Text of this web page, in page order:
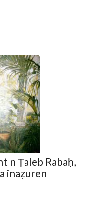
n Ṭaleb Rabaḥ,
inaẓuren